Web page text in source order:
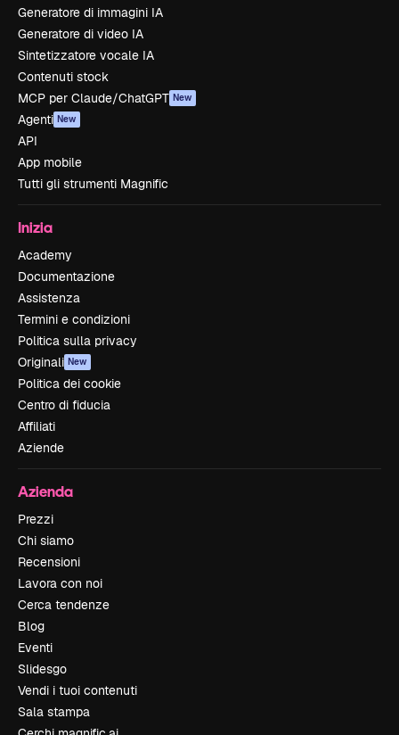
Generatore di immagini IA
Generatore di video IA
Sintetizzatore vocale IA
Contenuti stock
MCP per Claude/ChatGPT New
Agenti New
API
App mobile
Tutti gli strumenti Magnific
Inizia
Academy
Documentazione
Assistenza
Termini e condizioni
Politica sulla privacy
Originali New
Politica dei cookie
Centro di fiducia
Affiliati
Aziende
Azienda
Prezzi
Chi siamo
Recensioni
Lavora con noi
Cerca tendenze
Blog
Eventi
Slidesgo
Vendi i tuoi contenuti
Sala stampa